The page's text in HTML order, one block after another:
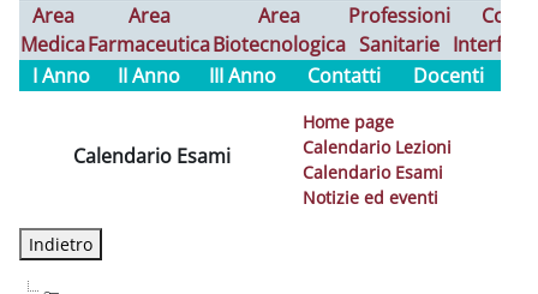
Area
Medica
Area
Farmaceutica
Area
Biotecnologica
Professioni
Sanitarie
Corsi
I Anno
II Anno III Anno Contatti Docenti
Calendario Esami
Home page
Calendario Lezioni
Calendario Esami
Notizie ed eventi